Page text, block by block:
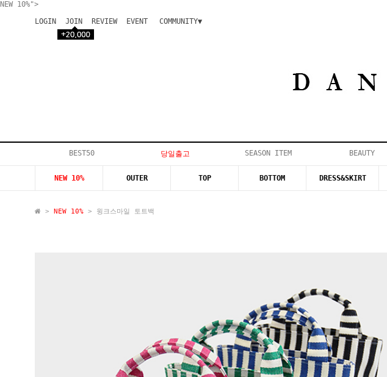
NEW 10%">
LOGIN
JOIN REVIEW EVENT
COMMUNITY▼
입고지연
BEST50 당일출고 SEASON ITEM BEAUTY
NEW 10% OUTER TOP BOTTOM DRESS&SKIRT
> NEW 10% > 윙크스마일 토트백